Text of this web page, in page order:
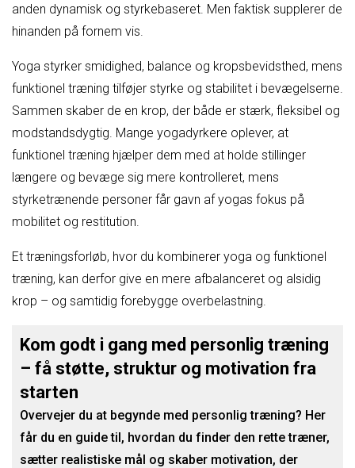
anden dynamisk og styrkebaseret. Men faktisk supplerer de
hinanden på fornem vis.
Yoga styrker smidighed, balance og kropsbevidsthed, mens
funktionel træning tilføjer styrke og stabilitet i bevægelserne.
Sammen skaber de en krop, der både er stærk, fleksibel og
modstandsdygtig. Mange yogadyrkere oplever, at
funktionel træning hjælper dem med at holde stillinger
længere og bevæge sig mere kontrolleret, mens
styrketrænende personer får gavn af yogas fokus på
mobilitet og restitution.
Et træningsforløb, hvor du kombinerer yoga og funktionel
træning, kan derfor give en mere afbalanceret og alsidig
krop – og samtidig forebygge overbelastning.
Kom godt i gang med personlig træning
– få støtte, struktur og motivation fra
starten
Overvejer du at begynde med personlig træning? Her
får du en guide til, hvordan du finder den rette træner,
sætter realistiske mål og skaber motivation, der